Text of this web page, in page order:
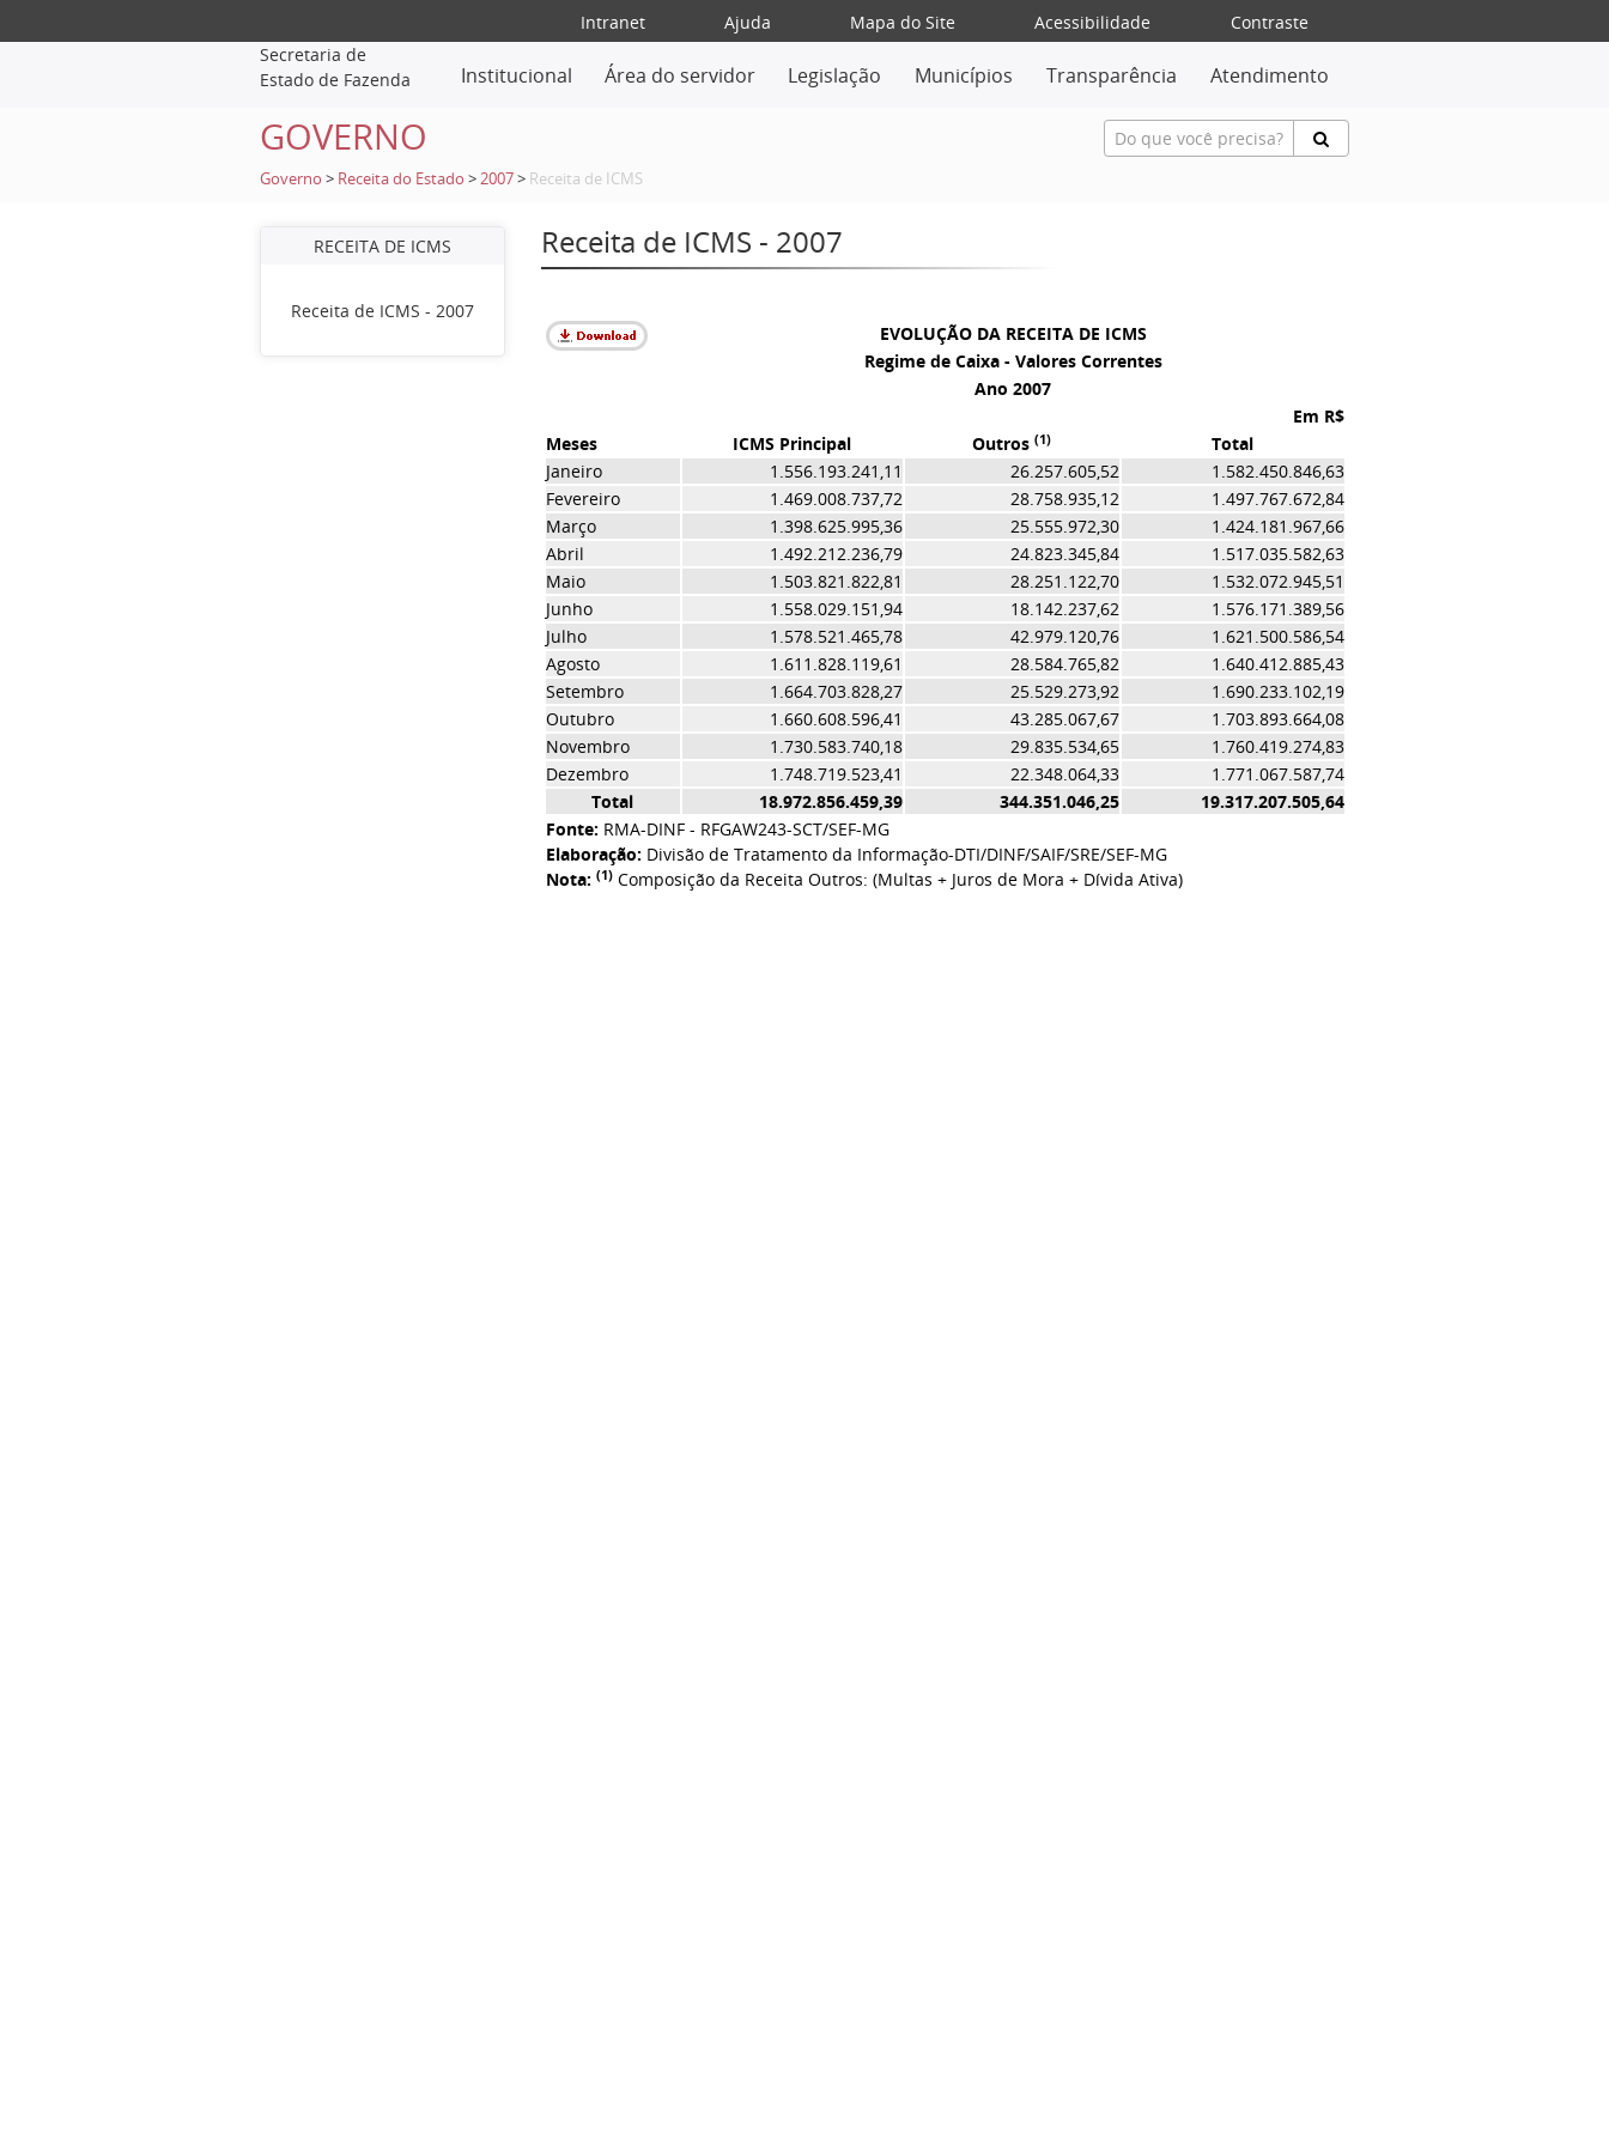
Intranet Ajuda Mapa do Site Acessibilidade
Contraste
Secretaria de
Estado de Fazenda
Institucional Área do servidor Legislação Municípios Transparência Atendimento
GOVERNO
Governo > Receita do Estado >2007 > Receita de ICMS
RECEITA DE ICMS
Receita de ICMS - 2007
Receita de ICMS - 2007
EVOLUÇÃO DA RECEITA DE ICMS
Regime de Caixa - Valores Correntes
Ano 2007
Em R$
Meses
ICMS Principal Outros(1)
Total
Janeiro
1.556.193.241,11 26.257.605,52
1.582.450.846,63
Fevereiro
1.469.008.737,72 28.758.935,12
1.497.767.672,84
Março
1.398.625.995,36 25.555.972,30
1.424.181.967,66
Abril
1.492.212.236,79 24.823.345,84
1.517.035.582,63
Maio
1.503.821.822,81 28.251.122,70
1.532.072.945,51
Junho
1.558.029.151,94 18.142.237,62
1.576.171.389,56
Julho
1.578.521.465,78 42.979.120,76
1.621.500.586,54
Agosto
1.611.828.119,61 28.584.765,82
1.640.412.885,43
Setembro
1.664.703.828,27 25.529.273,92
1.690.233.102,19
Outubro
1.660.608.596,41 43.285.067,67
1.703.893.664,08
Novembro
1.730.583.740,18 29.835.534,65
1.760.419.274,83
Dezembro
1.748.719.523,41 22.348.064,33
1.771.067.587,74
Total
18.972.856.459,39 344.351.046,25
19.317.207.505,64
Fonte: RMA-DINF - RFGAW243-SCT/SEF-MG
Elaboração: Divisão de Tratamento da Informação-DTI/DINF/SAIF/SRE/SEF-MG
Nota: (1)Composição da Receita Outros: (Multas + Juros de Mora + Dívida Ativa)